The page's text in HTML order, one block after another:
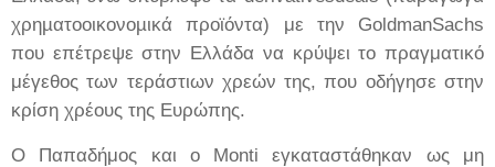
χρηµατοοικονοµικά προϊόντα) με την GoldmanSachs
που επέτρεψε στην Ελλάδα να κρύψει το πραγματικό
μέγεθος των τεράστιων χρεών της, που οδήγησε στην
κρίση χρέους της Ευρώπης.
Ο Παπαδήμος και ο Monti εγκαταστάθηκαν ως μη